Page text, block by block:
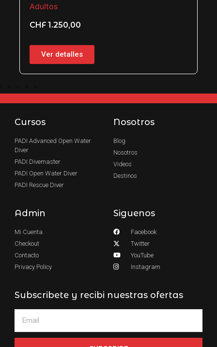
Adultos
CHF 1.250,00
Ver detalles
Cursos
PADI Advanced Open Water
Diver
PADI Divemaster
PADI Open Water Diver
PADI Rescue Diver
Nosotros
Blog
Nosotros
Videos
Destinos
Admin
Mi Cuenta
Checkout
Contacto
Privacy Policy
Siguenos
Facebook
Twitter
YouTube
Instagram
Subscribete y recibi nuestras ofertas